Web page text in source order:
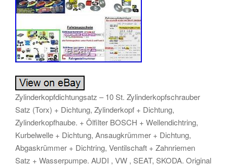
Zylinderkopfdichtungsatz – 10 St. Zylinderkopfschrauber
Satz (Torx) + Dichtung, Zylinderkopf + Dichtung,
Zylinderkopfhaube. + Ölfilter BOSCH + Wellendichtring,
Kurbelwelle + Dichtung, Ansaugkrümmer + Dichtung,
Abgaskrümmer + Dichtring, Ventilschaft + Zahnriemen
Satz + Wasserpumpe. AUDI , VW , SEAT, SKODA. Original